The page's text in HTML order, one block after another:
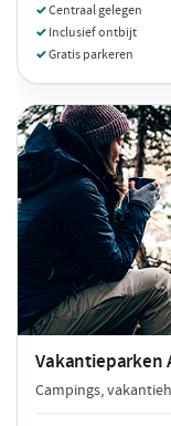
Centraal gelegen
Inclusief ontbijt
Gratis parkeren
Vakantieparken
Campings,